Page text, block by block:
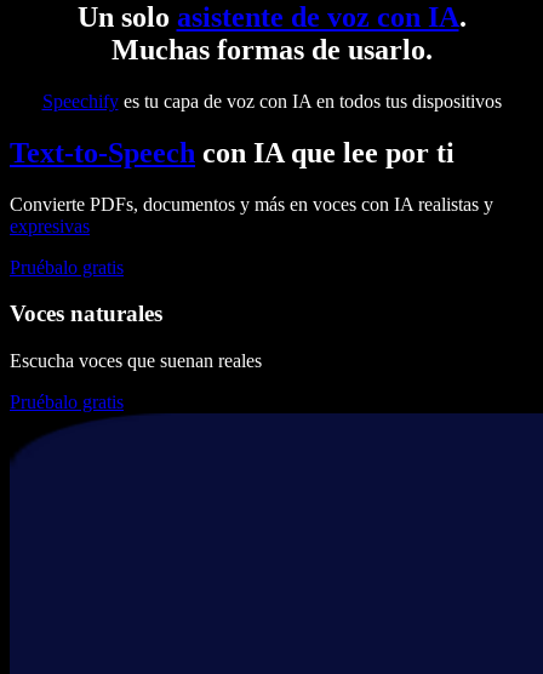
Un solo asistente de voz con IA.
Muchas formas de usarlo.
Speechifyes tu capa de voz con IA en todos tus dispositivos
Text-to-Speech con IA que lee por ti
Convierte PDFs, documentos y más en voces con IA realistas y
expresivas
Pruébalo gratis
Voces naturales
Escucha voces que suenan reales
Pruébalo gratis